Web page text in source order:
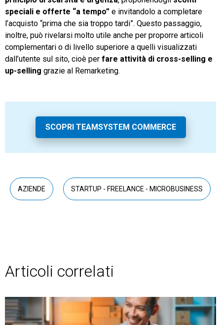
speciali e offerte “a tempo” e invitandolo a completare
l’acquisto “prima che sia troppo tardi”. Questo passaggio,
inoltre, può rivelarsi molto utile anche per proporre articoli
complementari o di livello superiore a quelli visualizzati
dall’utente sul sito, cioè per fare attività di cross-selling e
up-selling grazie al Remarketing.
SCOPRI TEAMSYSTEM COMMERCE
AZIENDE STARTUP - FREELANCE - MICROBUSINESS
Articoli correlati